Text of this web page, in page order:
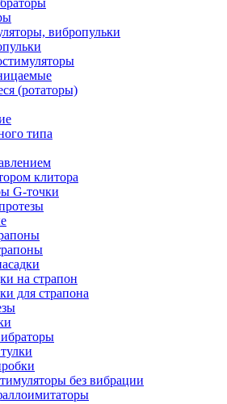
вибропульки
(ротаторы)
типа
клитора
G-точки
на страпон
для страпона
без вибрации